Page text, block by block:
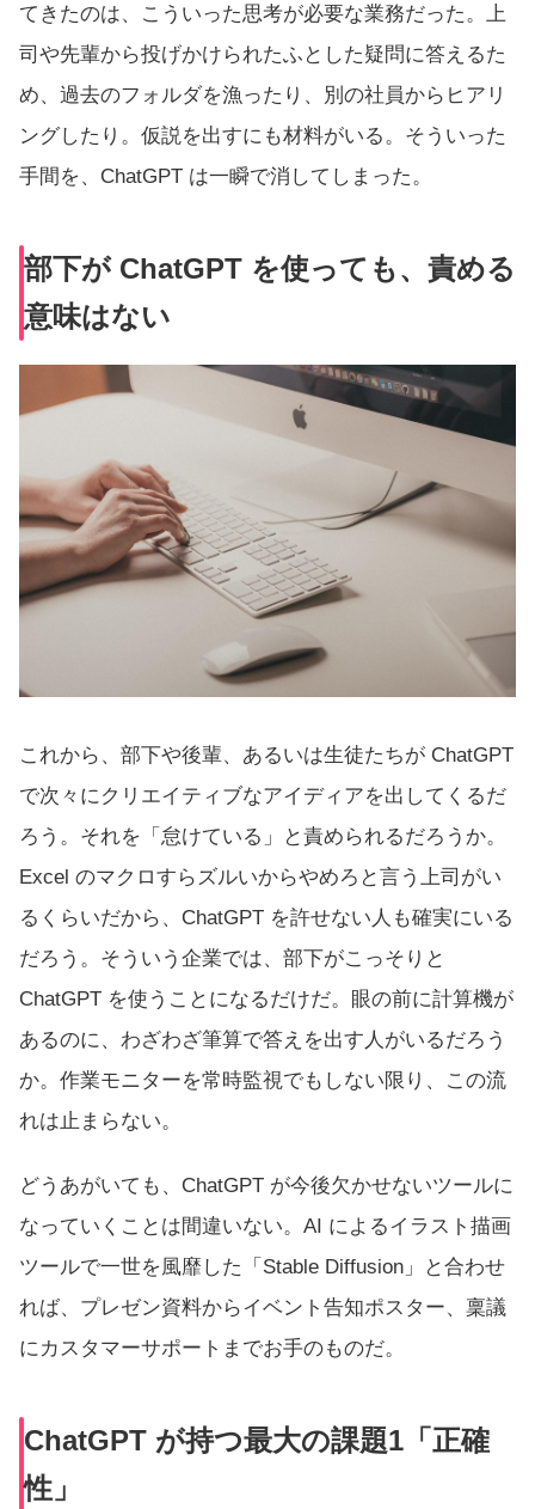
てきたのは、こういった思考が必要な業務だった。上
司や先輩から投げかけられたふとした疑問に答えるた
め、過去のフォルダを漁ったり、別の社員からヒアリ
ングしたり。仮説を出すにも材料がいる。そういった
手間を、ChatGPT は一瞬で消してしまった。
部下が ChatGPT を使っても、責める
意味はない
これから、部下や後輩、あるいは生徒たちが ChatGPT
で次々にクリエイティブなアイディアを出してくるだ
ろう。それを「怠けている」と責められるだろうか。
Excel のマクロすらズルいからやめろと言う上司がい
るくらいだから、ChatGPT を許せない人も確実にいる
だろう。そういう企業では、部下がこっそりと
ChatGPT を使うことになるだけだ。眼の前に計算機が
あるのに、わざわざ筆算で答えを出す人がいるだろう
か。作業モニターを常時監視でもしない限り、この流
れは止まらない。
どうあがいても、ChatGPT が今後欠かせないツールに
なっていくことは間違いない。AI によるイラスト描画
ツールで一世を風靡した「Stable Diffusion」と合わせ
れば、プレゼン資料からイベント告知ポスター、稟議
にカスタマーサポートまでお手のものだ。
ChatGPT が持つ最大の課題1「正確
性」